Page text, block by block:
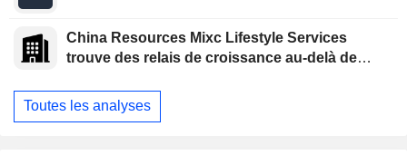
China Resources Mixc Lifestyle Services
trouve des relais de croissance au-delà de
Toutes les analyses